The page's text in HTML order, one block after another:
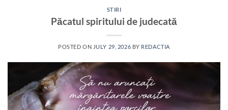
STIRI
Păcatul spiritului de judecată
POSTED ON JULY 29, 2026 BY REDACTIA